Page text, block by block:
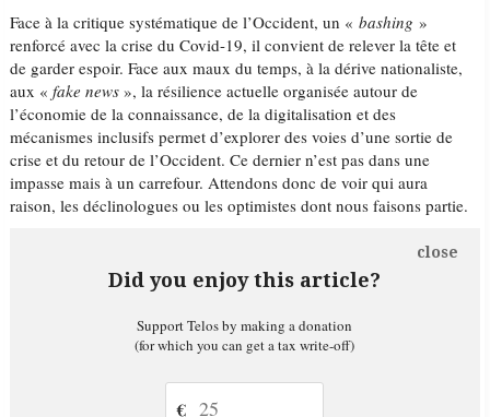
Face à la critique systématique de l’Occident, un «bashing »
renforcé avec la crise du Covid-19, il convient de relever la tête et
de garder espoir. Face aux maux du temps, à la dérive nationaliste,
aux «fake news », la résilience actuelle organisée autour de
l’économie de la connaissance, de la digitalisation et des
mécanismes inclusifs permet d’explorer des voies d’une sortie de
crise et du retour de l’Occident. Ce dernier n’est pas dans une
impasse mais à un carrefour. Attendons donc de voir qui aura
raison, les déclinologues ou les optimistes dont nous faisons partie.
Did you enjoy this article?
close
Support Telos by making a donation
(for which you can get a tax write-off)
€